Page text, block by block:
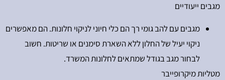
מגבים ייעודיים
מגבים עם להב גומי רך הם כלי חיוני לניקוי חלונות. הם מאפשרים
ניקוי יעיל של החלון ללא השארת סימנים או שריטות. חשוב
לבחור מגב בגודל שמתאים לחלונות המשרד.
מטליות מיקרופייבר